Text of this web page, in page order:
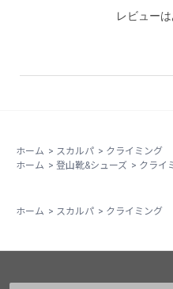
レビューは
必要とするのだけど、そ
ホーム > スカルパ > クライミング
ホーム > 登山靴&シューズ > クライ
ホーム > スカルパ > クライミング